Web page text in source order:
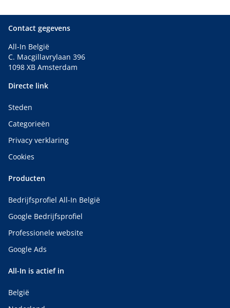
Contact gegevens
All-In België
C. Macgillavrylaan 396
1098 XB Amsterdam
Directe link
Steden
Categorieën
Privacy verklaring
Cookies
Producten
Bedrijfsprofiel All-In België
Google Bedrijfsprofiel
Professionele website
Google Ads
All-In is actief in
België